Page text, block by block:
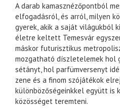
A darab kamasznézőpontból
elfogadásról, és arról, milyen
gyerek, akik a saját világukból
életre keltett Temesvár
máskor futurisztikus
mozgatható díszletelemek hol
sétányt, hol parfümversenyt
zene és a finom szójátékok
különbözőségeinkkel együtt is
közösséget teremteni.